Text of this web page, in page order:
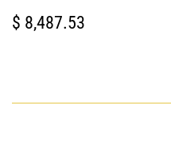
PRECIO
HABITUAL
$ 8,487.53